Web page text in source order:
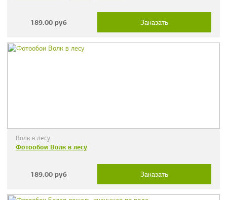
189.00 руб Заказать
Волк в лесу
Фотообои Волк в лесу
189.00 руб Заказать